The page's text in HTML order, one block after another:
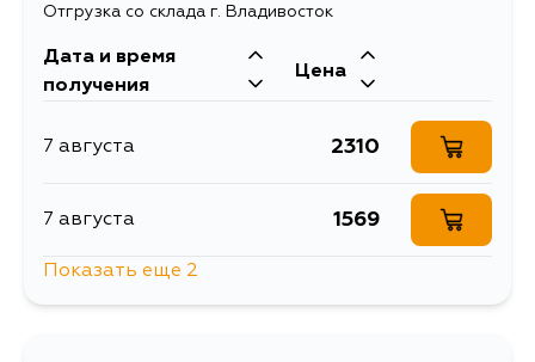
Отгрузка со склада г. Владивосток
Дата и время
получения
Цена
7 августа 2310
7 августа 1569
Показать еще 2